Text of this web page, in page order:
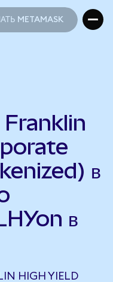
METAMASK
Franklin
в
в
HIGH YIELD